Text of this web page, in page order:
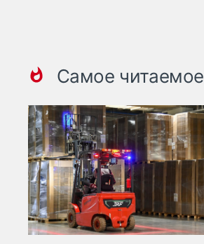
Самое читаемое